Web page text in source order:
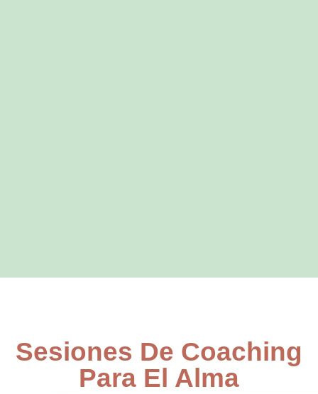
Sesiones De Coaching
Para El Alma